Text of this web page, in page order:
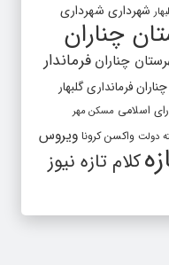
شهرداری شهرداری
چناران
چناران فرماندار
فرمانداری گلبهار
اسلامی مسکن مهر
دولت واکسن کرونا ویروس
کلام تازه نیوز